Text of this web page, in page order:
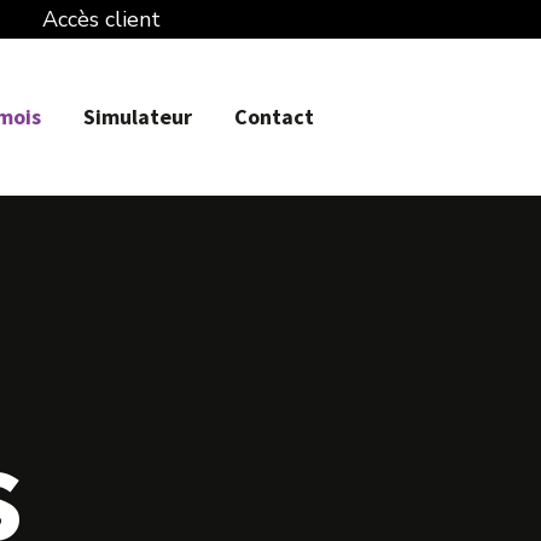
Accès client
Simulateur Contact